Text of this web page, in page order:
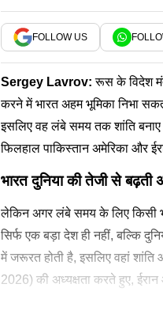
FOLLOW US
Sergey Lavrov: रूस के विदेश
करने में भारत अहम भूमिका निभा
इसलिए वह लंबे समय तक शांति
फिलहाल पाकिस्तान अमेरिका और
भारत दुनिया की तेजी से
लेकिन अगर लंबे समय के लिए किसी
सिर्फ एक बड़ा देश ही नहीं, बल्कि
में जरूरत होती है, इसलिए वहां
2026) की अध्यक्षता करते हुए,